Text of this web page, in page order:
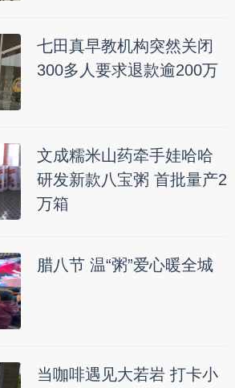
七田真早教机构突然关闭
300多人要求退款逾200万
文成糯米山药牵手娃哈哈
研发新款八宝粥 首批量产2
万箱
腊八节 温“粥”爱心暖全城
当咖啡遇见大若岩 打卡小